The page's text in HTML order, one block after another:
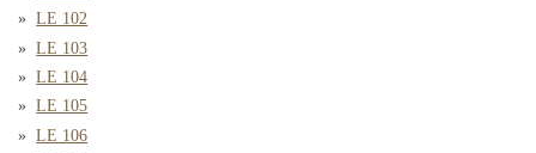
LE 102
LE 103
LE 104
LE 105
LE 106